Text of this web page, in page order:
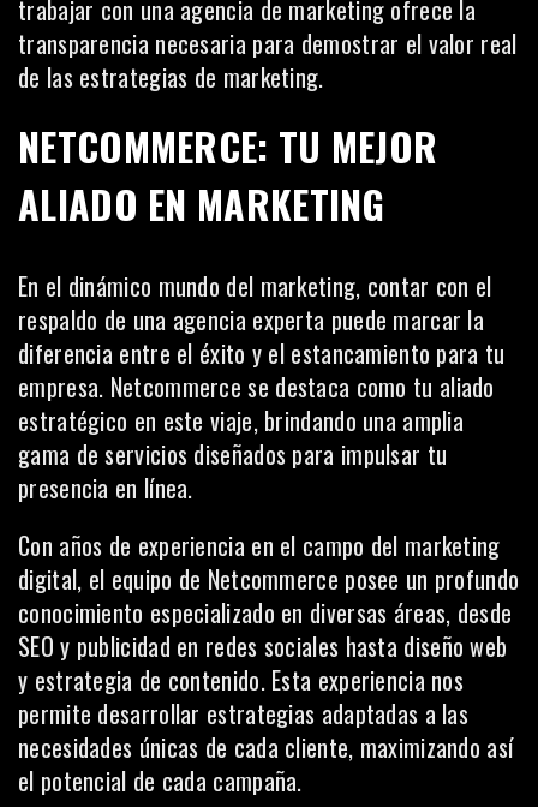
trabajar con una agencia de marketing ofrece la
transparencia necesaria para demostrar el valor real
de las estrategias de marketing.
NETCOMMERCE: TU MEJOR
ALIADO EN MARKETING
En el dinámico mundo del marketing, contar con el
respaldo de una agencia experta puede marcar la
diferencia entre el éxito y el estancamiento para tu
empresa. Netcommerce se destaca como tu aliado
estratégico en este viaje, brindando una amplia
gama de servicios diseñados para impulsar tu
presencia en línea.
Con años de experiencia en el campo del marketing
digital, el equipo de Netcommerce posee un profundo
conocimiento especializado en diversas áreas, desde
SEO y publicidad en redes sociales hasta diseño web
y estrategia de contenido. Esta experiencia nos
permite desarrollar estrategias adaptadas a las
necesidades únicas de cada cliente, maximizando así
el potencial de cada campaña.